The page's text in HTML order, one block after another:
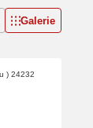
Galerie